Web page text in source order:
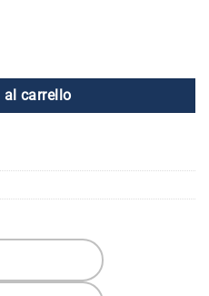
carrello